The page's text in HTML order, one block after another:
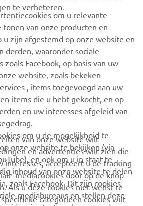
te weten komt over de nieuwste deals,
nieuwe producten en nog veel meer
ABONNEREN
te verbeteren.
om u relevante
van onze producten en
u zijn afgestemd op onze website en
derden, waaronder sociale
zoals Facebook, op basis van uw
website, zoals bekeken
, items toegevoegd aan uw
items die u hebt gekocht, en op
en uw interesses afgeleid van
om u de mogelijkheid te
onze website te bekijken (via
en ook om u in staat te
inhoud van onze website te delen
zoals Facebook. Dit zijn cookies
mediabureaus en stellen deze
van onze website wilt
en advertenties wilt zien die
interesses, accepteert u de tracking-
mediacookies door op de knop
Als u deze cookies niet wenst te
categorieën cookies wilt